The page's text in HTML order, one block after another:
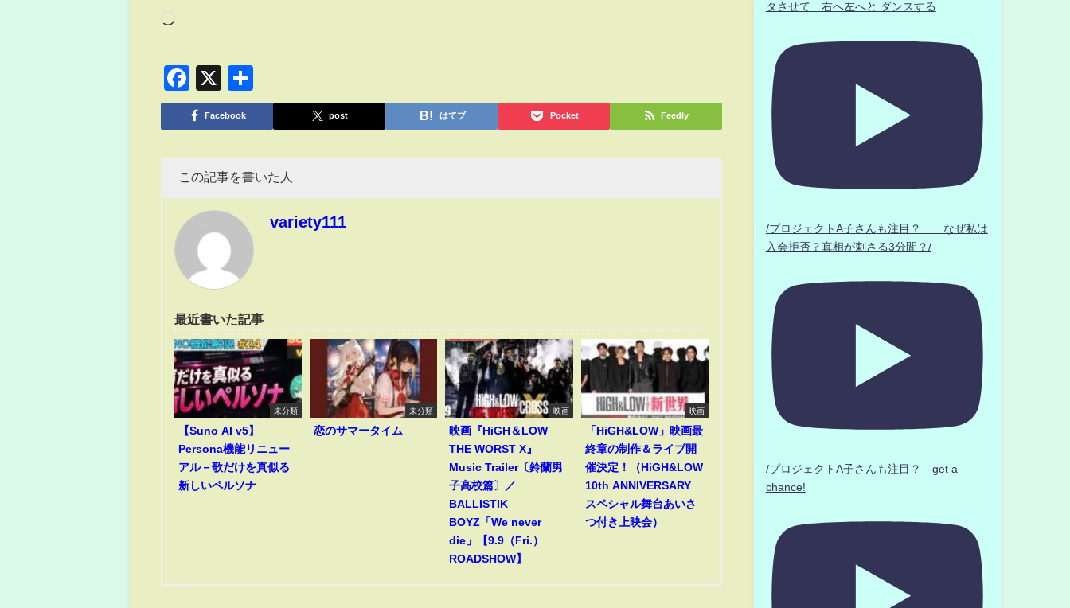
Facebook
X
有
Facebook post はてブ Pocket Feedly
この記事を書いた人
variety111
最近書いた記事
未分類
【Suno AI v5】
Persona機能リニュー
アル－歌だけを真似る
新しいペルソナ
未分類
恋のサマータイム
映画
映画『HiGH＆LOW
THE WORST X』
Music Trailer〔鈴蘭男
子高校篇〕／
BALLISTIK
BOYZ「We never
die」【9.9（Fri.）
ROADSHOW】
映画
「HiGH&LOW」映画最
終章の制作＆ライブ開
催決定！（HiGH&LOW
10th ANNIVERSARY
スペシャル舞台あいさ
つ付き上映会）
タさせて 右へ左へと ダンスする
/プロジェクトA子さんも注目？ なぜ私は
入会拒否？真相が刺さる3分間？/
/プロジェクトA子さんも注目？ get a
chance!